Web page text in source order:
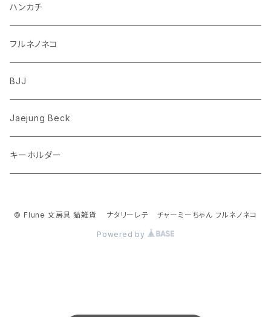
ビーグル
ポメラニアン
コーギー
リス
クマ
ゾウ
トリ
ちいかわ
ミッフィー
Richard Scarry (リチャード・スキャリー)
おぱんちゅうさぎ/んぽちゃむ
ハンカチ
フルネノネコ
BJJ
Jaejung Beck
キーホルダー
© Flune 文房具 猫雑貨 ナタリーレテ チャーミーちゃん フルネノネコ
Powered by